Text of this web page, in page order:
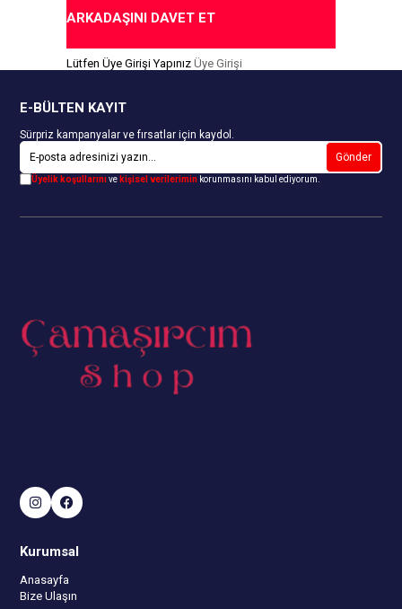
ARKADAŞINI DAVET ET
Lütfen Üye Girişi Yapınız Üye Girişi
E-BÜLTEN KAYIT
Sürpriz kampanyalar ve fırsatlar için kaydol.
Gönder
Üyelik koşullarınıve kişisel verilerimin korunmasını kabul ediyorum.
Kurumsal
Anasayfa
Bize Ulaşın